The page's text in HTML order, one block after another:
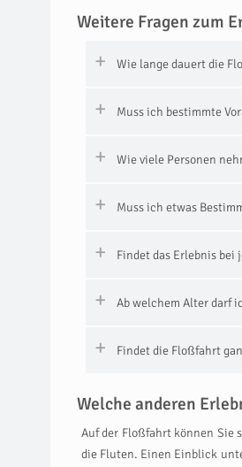
Weitere Fragen zum
Wie lange dauert die
Muss ich bestimmte
Wie viele Personen
Muss ich etwas
Findet das Erlebnis bei
Ab welchem Alter darf
Findet die Floßfahrt
Welche anderen
Auf der Floßfahrt können Sie
die Fluten. Einen Einblick